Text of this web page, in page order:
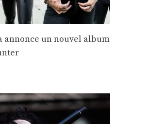
annonce un nouvel album